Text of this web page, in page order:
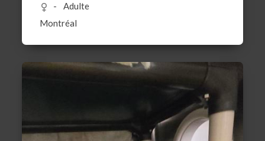
Adulte
Montréal